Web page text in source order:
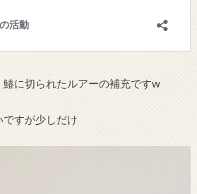
に切られたルアーの補充ですw
すが少しだけ